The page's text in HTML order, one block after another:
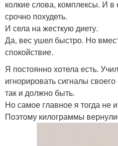
колкие слова, комплексы. И
срочно похудеть.
И села на жесткую диету.
Да, вес ушел быстро. Но
спокойствие.
Я постоянно хотела есть.
игнорировать сигналы
так и должно быть.
Но самое главное я тогда не
Поэтому килограммы